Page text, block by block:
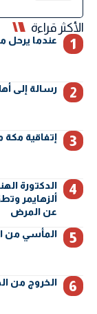
الأكثر قراءة
عندما يرحل
رسالة إلى
إتفاقية
الدكتورة
ألزهايمر
عن المرض
المأسي من
الخروج من